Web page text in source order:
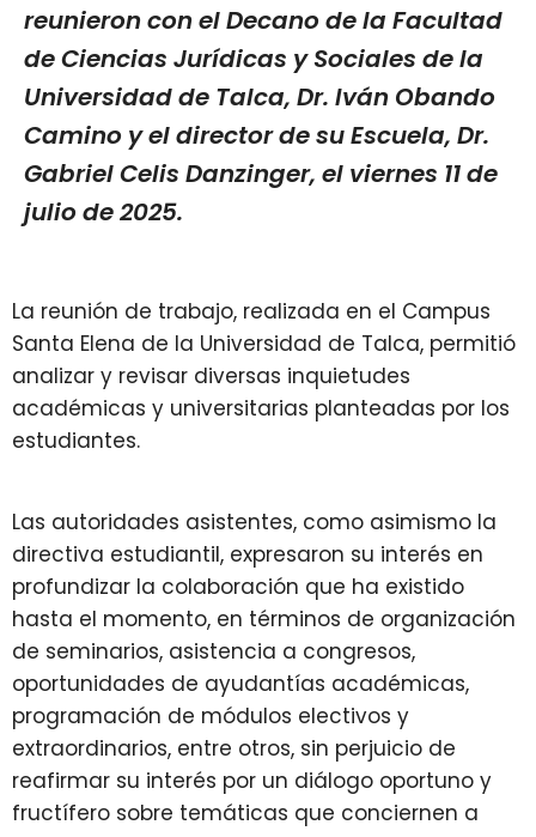
reunieron con el Decano de la Facultad
de Ciencias Jurídicas y Sociales de la
Universidad de Talca, Dr. Iván Obando
Camino y el director de su Escuela, Dr.
Gabriel Celis Danzinger, el viernes 11 de
julio de 2025.
La reunión de trabajo, realizada en el Campus
Santa Elena de la Universidad de Talca, permitió
analizar y revisar diversas inquietudes
académicas y universitarias planteadas por los
estudiantes.
Las autoridades asistentes, como asimismo la
directiva estudiantil, expresaron su interés en
profundizar la colaboración que ha existido
hasta el momento, en términos de organización
de seminarios, asistencia a congresos,
oportunidades de ayudantías académicas,
programación de módulos electivos y
extraordinarios, entre otros, sin perjuicio de
reafirmar su interés por un diálogo oportuno y
fructífero sobre temáticas que conciernen a